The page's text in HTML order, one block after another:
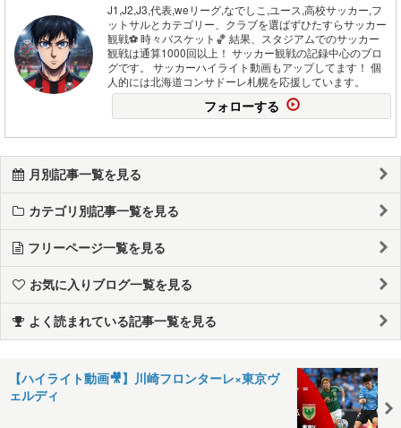
J1,J2,J3,代表,weリーグ,なでしこ,ユース,高校サッカー,フ
ットサルとカテゴリー、クラブを選ばずひたすらサッカー
観戦⚽️ 時々バスケット🏀 結果、スタジアムでのサッカー
観戦は通算1000回以上！ サッカー観戦の記録中心のブロ
グです。 サッカーハイライト動画もアップしてます！ 個
人的には北海道コンサドーレ札幌を応援しています。
フォローする
月別記事一覧を見る
カテゴリ別記事一覧を見る
フリーページ一覧を見る
お気に入りブログ一覧を見る
よく読まれている記事一覧を見る
【ハイライト動画🎥】川崎フロンターレ×東京ヴ
ェルディ